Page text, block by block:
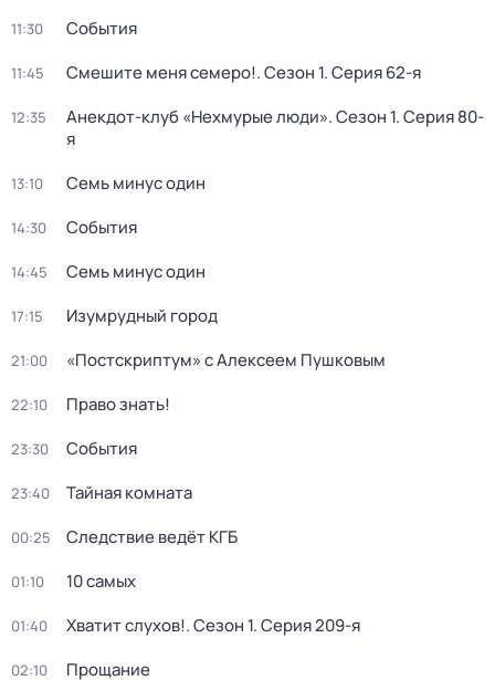
11:30 События
11:45 Смешите меня семеро!. Сезон 1. Серия 62-я
12:35 Анекдот-клуб «Нехмурые люди». Сезон 1. Серия 80-
я
13:10 Семь минус один
14:30 События
14:45 Семь минус один
17:15 Изумрудный город
21:00 «Постскриптум» с Алексеем Пушковым
22:10 Право знать!
23:30 События
23:40 Тайная комната
00:25 Следствие ведёт КГБ
01:10 10 самых
01:40 Хватит слухов!. Сезон 1. Серия 209-я
02:10 Прощание